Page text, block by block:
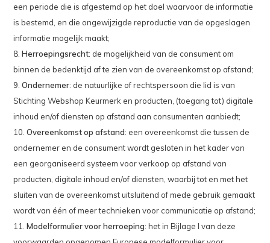
een periode die is afgestemd op het doel waarvoor de informatie
is bestemd, en die ongewijzigde reproductie van de opgeslagen
informatie mogelijk maakt;
8.Herroepingsrecht: de mogelijkheid van de consument om
binnen de bedenktijd af te zien van de overeenkomst op afstand;
9.Ondernemer: de natuurlijke of rechtspersoon die lid is van
Stichting Webshop Keurmerk en producten, (toegang tot) digitale
inhoud en/of diensten op afstand aan consumenten aanbiedt;
10.Overeenkomst op afstand: een overeenkomst die tussen de
ondernemer en de consument wordt gesloten in het kader van
een georganiseerd systeem voor verkoop op afstand van
producten, digitale inhoud en/of diensten, waarbij tot en met het
sluiten van de overeenkomst uitsluitend of mede gebruik gemaakt
wordt van één of meer technieken voor communicatie op afstand;
11.Modelformulier voor herroeping: het in Bijlage I van deze